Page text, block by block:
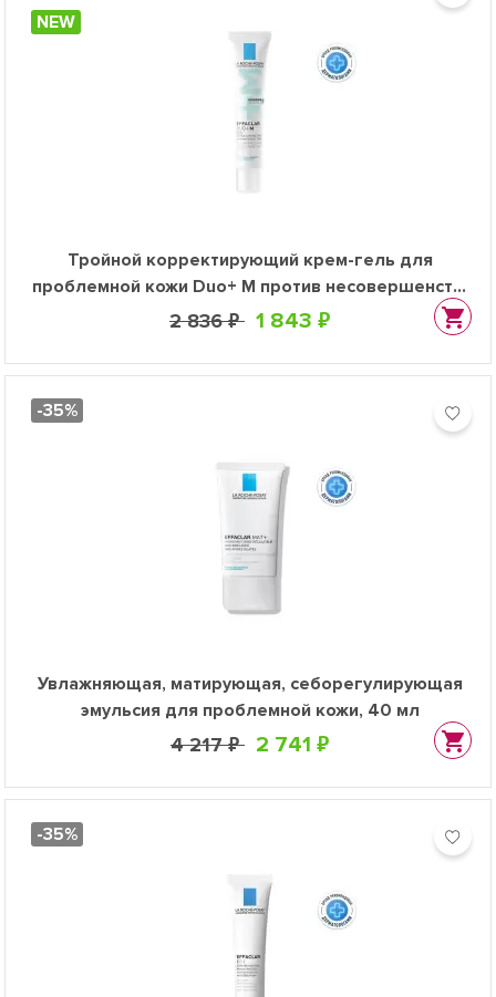
NEW
Тройной корректирующий крем-гель для
проблемной кожи Duo+ M против несовершенств,
постакне, повторного проявления
2 836 ₽ 1 843 ₽
-35%
Увлажняющая, матирующая, себорегулирующая
эмульсия для проблемной кожи, 40 мл
4 217 ₽ 2 741 ₽
-35%